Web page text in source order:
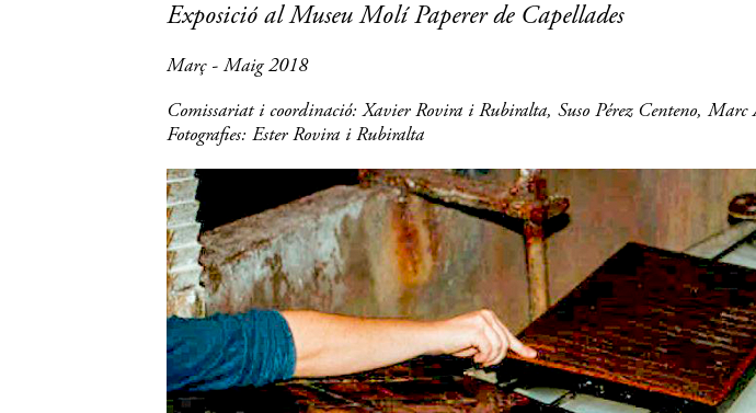
Exposició al Museu Molí Paperer de Capellades
Març - Maig 2018
Comissariat i coordinació: Xavier Rovira i Rubiralta, Suso Pérez Centeno,
Fotografies: Ester Rovira i Rubiralta